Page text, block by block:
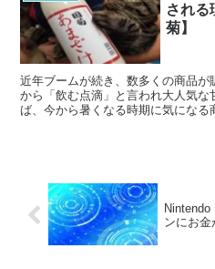
される
菊】
近年ブームが続き、数多くの商品
から「飲む点滴」と言われ大人気
ば、今から暑くなる時期に気にな
ンにお金